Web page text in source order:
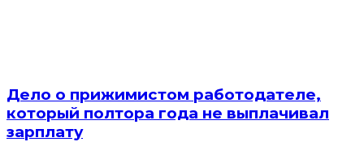
Дело о прижимистом работодателе,
который полтора года не выплачивал
зарплату